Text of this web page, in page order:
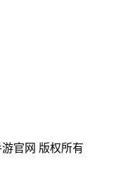
官网 版权所有